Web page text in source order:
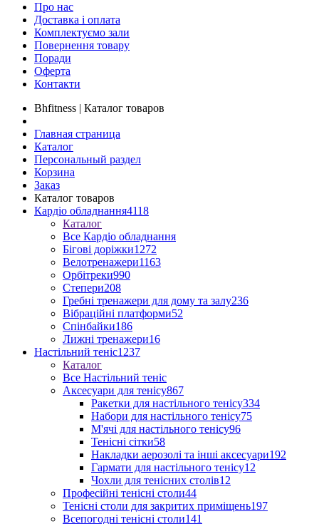
Про нас
Доставка і оплата
Комплектуємо зали
Повернення товару
Поради
Оферта
Контакти
Bhfitness | Каталог товаров
Главная страница
Каталог
Персональный раздел
Корзина
Заказ
Каталог товаров
Кардіо обладнання4118
Каталог
Все Кардіо обладнання
Бігові доріжки1272
Велотренажери1163
Орбітреки990
Степери208
Гребні тренажери для дому та залу236
Вібраційні платформи52
Спінбайки186
Лижні тренажери16
Настільний теніс1237
Каталог
Все Настільний теніс
Аксесуари для тенісу867
Ракетки для настільного тенісу334
Набори для настільного тенісу75
М'ячі для настільного тенісу96
Тенісні сітки58
Накладки аерозолі та інші аксесуари192
Гармати для настільного тенісу12
Чохли для тенісних столів12
Професійні тенісні столи44
Тенісні столи для закритих приміщень197
Всепогодні тенісні столи141